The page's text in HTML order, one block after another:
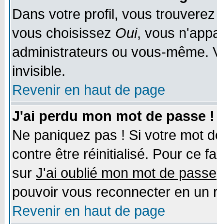
Dans votre profil, vous
vous choisissez Oui, vous
administrateurs ou vous-même.
invisible.
Revenir en haut de page
J'ai perdu mon mot de passe !
Ne paniquez pas ! Si votre mot
contre être réinitialisé. Pour ce
sur J'ai oublié mon mot de passe
pouvoir vous reconnecter en un
Revenir en haut de page